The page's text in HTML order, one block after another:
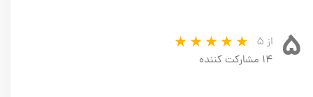
۵
از ۵
۱۴ مشارکت کننده